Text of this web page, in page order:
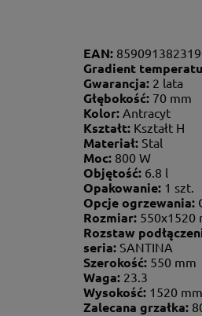
EAN:
Gradient
Gwarancja: 2 lata
Głębokość: 70 mm
Kolor: Antracyt
Kształt: Kształt H
Materiał: Stal
Moc: 800 W
Objętość: 6.8 l
Opakowanie: 1 szt.
Opcje ogrzewania:
Rozmiar: 550x1520
Rozstaw
seria: SANTINA
Szerokość: 550 mm
Waga: 23.3
Wysokość: 1520 mm
Zalecana grzałka: